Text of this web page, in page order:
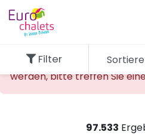
Die gewünschte
werden, bitte treffen Sie
97.533
Filter